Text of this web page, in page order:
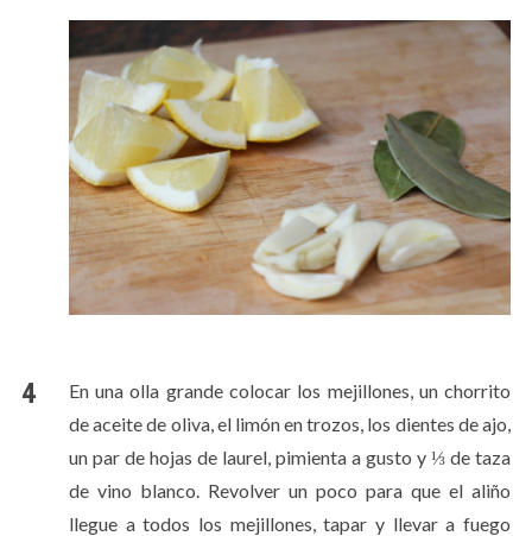
En una olla grande colocar los mejillones, un chorrito
de aceite de oliva, el limón en trozos, los dientes de ajo,
un par de hojas de laurel, pimienta a gusto y ⅓ de taza
de vino blanco. Revolver un poco para que el aliño
llegue a todos los mejillones, tapar y llevar a fuego